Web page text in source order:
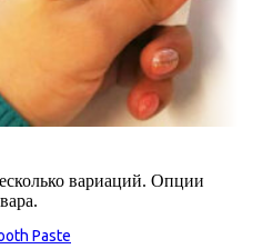
вариаций. Опции
Paste